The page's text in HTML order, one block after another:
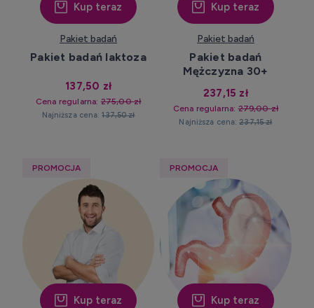
Pakiet badań
Pakiet badań laktoza
137,50 zł
Cena regularna:275,00 zł
Najniższa cena:137,50 zł
Kup teraz
Pakiet badań
Pakiet badań
Mężczyzna 30+
237,15 zł
Cena regularna:279,00 zł
Najniższa cena:237,15 zł
Kup teraz
Kup teraz
PROMOCJA
Kup teraz
PROMOCJA